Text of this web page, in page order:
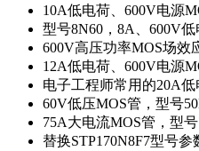
10A低电荷、600V电源
型号8N60，8A、600V
600V高压功率MOS场效
12A低电荷、600V电源
电子工程师常用的20A
60V低压MOS管，型号
75A大电流MOS管，型
替换STP170N8F7型号